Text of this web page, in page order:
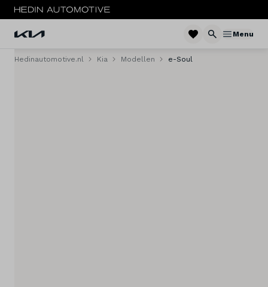
Menu
Menu
Hedinautomotive.nl Kia Modellen e-Soul